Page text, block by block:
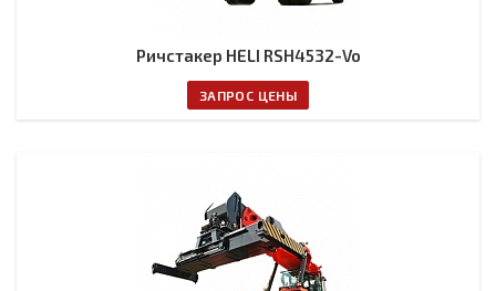
Ричстакер HELI RSH4532-Vo
ЗАПРОС ЦЕНЫ